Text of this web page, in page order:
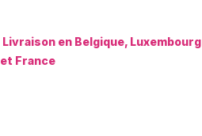
Livraison en Belgique, Luxembourg
et France